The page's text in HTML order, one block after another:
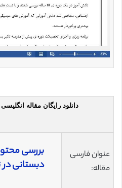
دانلود رایگان مقاله
عنوان فارسی
مقاله:
بررسی
دبستانی